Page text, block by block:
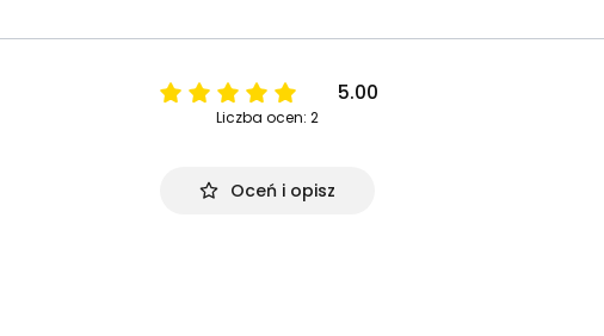
5.00
Liczba ocen: 2
Oceń i opisz